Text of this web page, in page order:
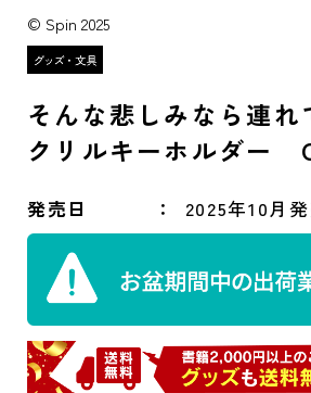
© Spin 2025
そんな悲しみなら連
クリルキーホルダー
発売日 2025年10月